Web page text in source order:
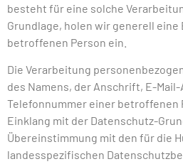
besteht für eine solche
Grundlage, holen wir generell
betroffenen Person ein.
Die Verarbeitung
des Namens, der Anschrift, E-
Telefonnummer einer betroffenen
Einklang mit der Datenschutz-
Übereinstimmung mit den für die
landesspezifischen